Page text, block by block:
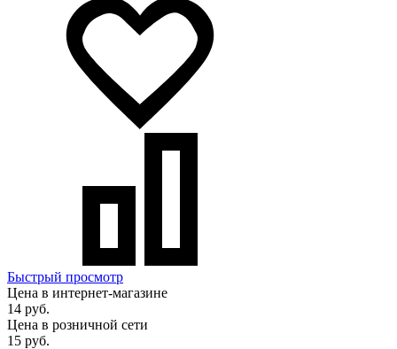
Быстрый просмотр
Цена в интернет-магазине
14 руб.
Цена в розничной сети
15 руб.